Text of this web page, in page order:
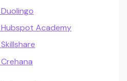
Academy